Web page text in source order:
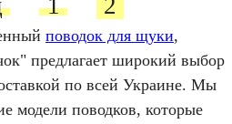
1 2
поводок для щуки,
предлагает широкий выбор
по всей Украине. Мы
модели поводков, которые